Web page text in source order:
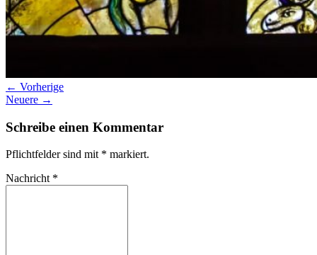
← Vorherige
Neuere →
Schreibe einen Kommentar
Pflichtfelder sind mit * markiert.
Nachricht *